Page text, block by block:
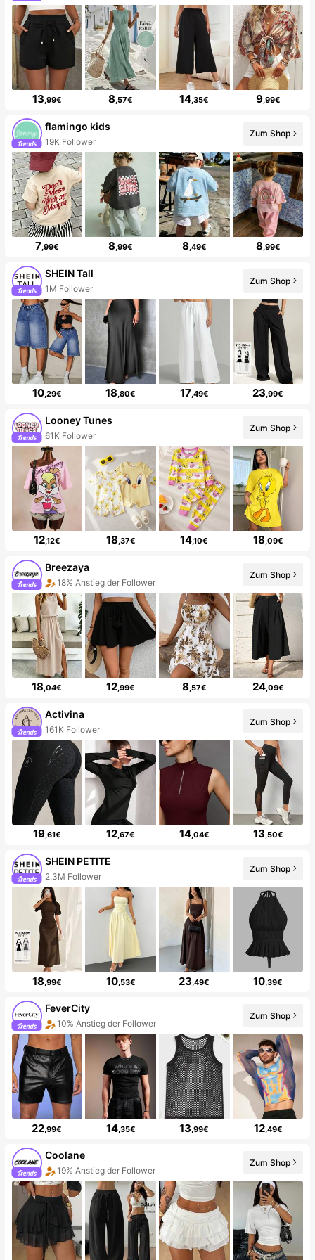
13,99€ 8,57€ 14,35€ 9,99€
flamingo kids
19K Follower
Zum Shop
7,99€ 8,99€ 8,49€ 8,99€
SHEIN Tall
1M Follower
Zum Shop
10,29€ 18,80€ 17,49€ 23,99€
Looney Tunes
61K Follower
Zum Shop
12,12€ 18,37€ 14,10€ 18,09€
Breezaya
18% Anstieg der Follower
Zum Shop
18,04€ 12,99€ 8,57€ 24,09€
Activina
161K Follower
Zum Shop
19,61€ 12,67€ 14,04€ 13,50€
SHEIN PETITE
2.3M Follower
Zum Shop
18 ,99€ 10,53€ 23 ,49€ 10 ,39€
FeverCity
10% Anstieg der Follower
Zum Shop
22 ,99€ 14,35€ 13 ,99€ 12,49€
Coolane
19% Anstieg der Follower
Zum Shop